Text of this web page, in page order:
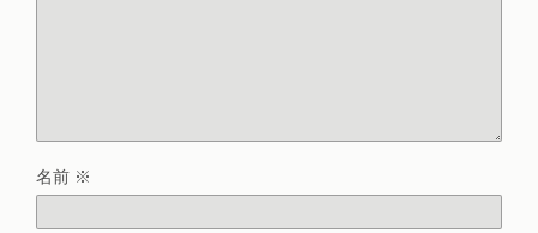
名前 ※